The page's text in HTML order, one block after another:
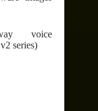
voice
series)